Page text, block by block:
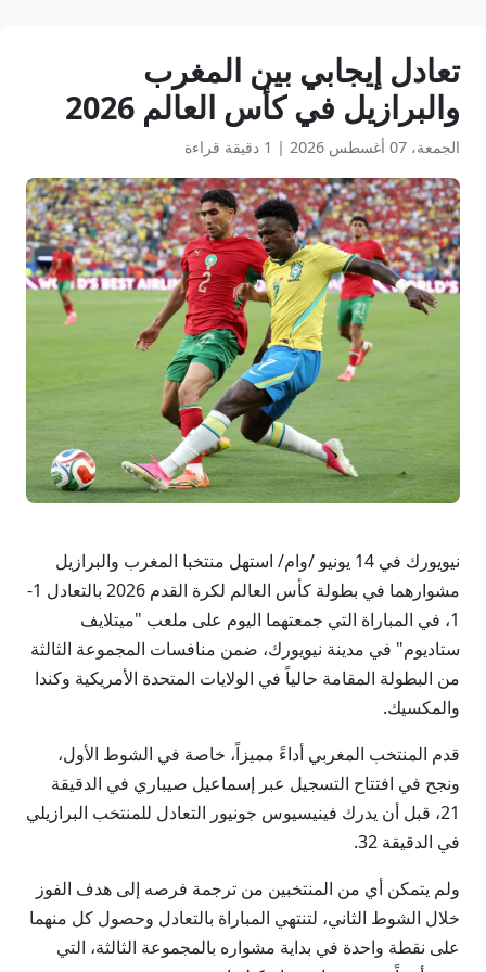
تعادل إيجابي بين المغرب
والبرازيل في كأس العالم 2026
الجمعة، 07 أغسطس 2026 | 1 دقيقة قراءة
نيويورك في 14 يونيو /وام/ استهل منتخبا المغرب والبرازيل
مشوارهما في بطولة كأس العالم لكرة القدم 2026 بالتعادل 1-
1، في المباراة التي جمعتهما اليوم على ملعب "ميتلايف
ستاديوم" في مدينة نيويورك، ضمن منافسات المجموعة الثالثة
من البطولة المقامة حالياً في الولايات المتحدة الأمريكية وكندا
والمكسيك.
قدم المنتخب المغربي أداءً مميزاً، خاصة في الشوط الأول،
ونجح في افتتاح التسجيل عبر إسماعيل صيباري في الدقيقة
21، قبل أن يدرك فينيسيوس جونيور التعادل للمنتخب البرازيلي
في الدقيقة 32.
ولم يتمكن أي من المنتخبين من ترجمة فرصه إلى هدف الفوز
خلال الشوط الثاني، لتنتهي المباراة بالتعادل وحصول كل منهما
على نقطة واحدة في بداية مشواره بالمجموعة الثالثة، التي